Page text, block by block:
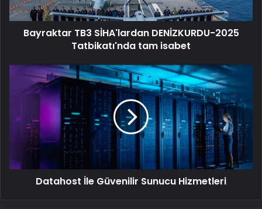
isabet
Bayraktar TB3 SİHA'lardan DENİZKURDU-2025
Tatbikatı'nda tam isabet
Datahost
Güvenilir
Hizmetleri
Datahost İle Güvenilir Sunucu Hizmetleri